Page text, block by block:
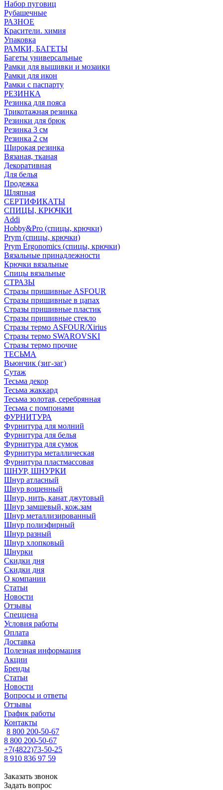
Набор пуговиц
Рубашечные
РАЗНОЕ
Красители. химия
Упаковка
РАМКИ, БАГЕТЫ
Багеты универсальные
Рамки для вышивки и мозаики
Рамки для икон
Рамки с паспарту
РЕЗИНКА
Резинка для пояса
Трикотажная резинка
Резинки для брюк
Резинка 3 см
Резинка 2 см
Широкая резинка
Вязаная, тканая
Декоративная
Для белья
Продежка
Шляпная
СЕРТИФИКАТЫ
СПИЦЫ, КРЮЧКИ
Addi
Hobby&Pro (спицы, крючки)
Prym (спицы, крючки)
Prym Ergonomics (спицы, крючки)
Вязальные принадлежности
Крючки вязальные
Спицы вязальные
СТРАЗЫ
Стразы пришивные ASFOUR
Стразы пришивные в цапах
Стразы пришивные пластик
Стразы пришивные стекло
Стразы термо ASFOUR/Xirius
Стразы термо SWAROVSKI
Стразы термо прочие
ТЕСЬМА
Вьюнчик (зиг-заг)
Сутаж
Тесьма декор
Тесьма жаккард
Тесьма золотая, серебрянная
Тесьма с помпонами
ФУРНИТУРА
Фурнитура для молний
Фурнитура для белья
Фурнитура для сумок
Фурнитура металлическая
Фурнитура пластмассовая
ШНУР, ШНУРКИ
Шнур атласный
Шнур вощенный
Шнур, нить, канат джутовый
Шнур замшевый, кож.зам
Шнур металлизированный
Шнур полиэфирный
Шнур разный
Шнур хлопковый
Шнурки
Скидки дня
Скидки дня
О компании
Статьи
Новости
Отзывы
Спеццена
Условия работы
Оплата
Доставка
Полезная информация
Акции
Бренды
Статьи
Новости
Вопросы и ответы
Отзывы
График работы
Контакты
8 800 200-50-67
8 800 200-50-67
+7(4822)73-50-25
8 910 836 97 59
Заказать звонок
Задать вопрос